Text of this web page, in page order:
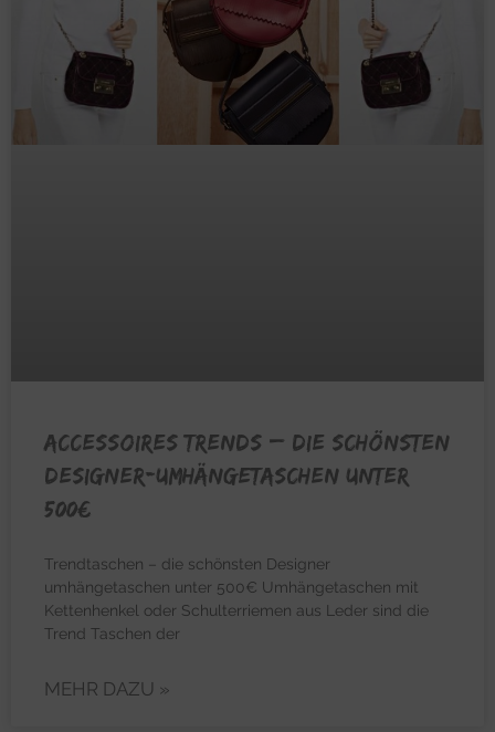
ACCESSOIRES TRENDS – Die schönsten
Designer-Umhängetaschen unter
500€
Trendtaschen – die schönsten Designer
umhängetaschen unter 500€ Umhängetaschen mit
Kettenhenkel oder Schulterriemen aus Leder sind die
Trend Taschen der
MEHR DAZU »